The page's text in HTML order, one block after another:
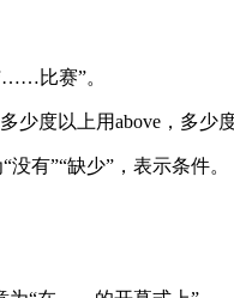
……比赛”。
少度以上用above，多少
有”“缺少”，表示条件。